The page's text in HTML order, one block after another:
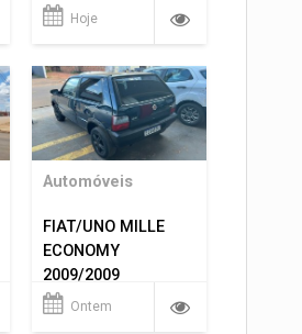
1.400.000
Hoje
Automóveis
FIAT/UNO MILLE
ECONOMY
2009/2009
Ontem